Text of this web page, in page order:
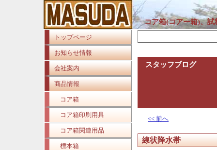
コア箱(コアー箱)、
トップページ
お知らせ情報
会社案内
商品情報
コア箱
コア箱印刷用具
コア箱関連用品
標本箱
スタッフブログ
<< 前へ
線状降水帯